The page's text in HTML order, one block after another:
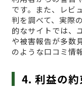
です。また、レビ
判を調べて、実際
的なサイトでは、
や被害報告が多数
のような口コミ情
4. 利益の